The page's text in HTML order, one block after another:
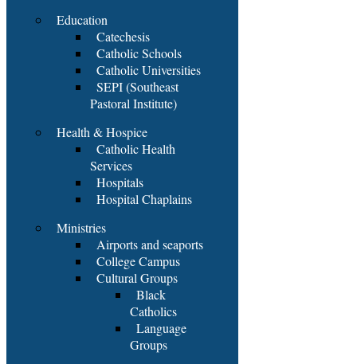
Education
Catechesis
Catholic Schools
Catholic Universities
SEPI (Southeast
Pastoral Institute)
Health & Hospice
Catholic Health
Services
Hospitals
Hospital Chaplains
Ministries
Airports and seaports
College Campus
Cultural Groups
Black
Catholics
Language
Groups